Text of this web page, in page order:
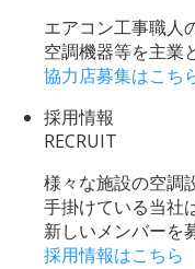
エアコン工事職人
空調機器等を主業
協力店募集はこち
採用情報
RECRUIT
様々な施設の空調
手掛けている当社
新しいメンバーを
採用情報はこちら